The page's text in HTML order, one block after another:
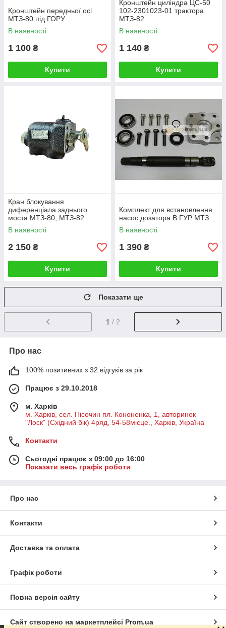
Кронштейн передньої осі
МТЗ-80 під ГОРУ
В наявності
1 100 ₴
Купити
Кронштейн циліндра ЦС-50
102-2301023-01 трактора
МТЗ-82
В наявності
1 140 ₴
Купити
Кран блокування
диференціала заднього
моста МТЗ-80, МТЗ-82
Польща
В наявності
2 150 ₴
Купити
Комплект для встановлення
насос дозатора В ГУР МТЗ
В наявності
1 390 ₴
Купити
Показати ще
1 / 2
Про нас
100% позитивних з 32 відгуків за рік
Працює з 29.10.2018
м. Харків
м. Харків, сел. Пісочин пл. Кононенка, 1, авторинок
"Лоск" (Східний бік) 4ряд, 54-58місце., Харків, Україна
Контакти
Сьогодні працює з 09:00 до 16:00
Показати весь графік роботи
Про нас
Контакти
Доставка та оплата
Графік роботи
Повна версія сайту
Сайт створено на маркетплейсі Prom.ua